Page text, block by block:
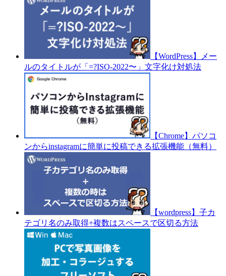
【WordPress】メー
ルのタイトルが「=?ISO-2022〜」文字化け対処法
【Chrome】パソコ
ンからinstagramに簡単に投稿できる拡張機能（無料）
【wordpress】子カ
テゴリ名のみ取得+複数はスペースで区切る方法